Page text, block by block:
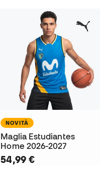
NOVITÀ
Maglia Estudiantes
Home 2026-2027
54,99 €